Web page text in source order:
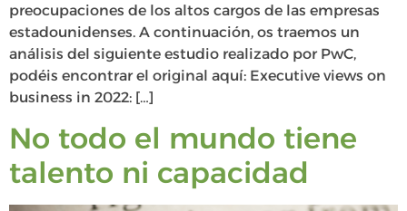
preocupaciones de los altos cargos de las empresas
estadounidenses. A continuación, os traemos un
análisis del siguiente estudio realizado por PwC,
podéis encontrar el original aquí: Executive views on
business in 2022: […]
No todo el mundo tiene
talento ni capacidad